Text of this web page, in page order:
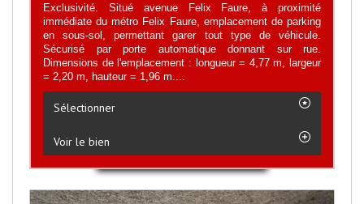
Exclusivité. Situé avenue Felix Faure, à proximité
immédiate du métro Felix Faure, emplacement de parking
en sous-sol, permettant garer tout type de véhicule.
Sécurisé par porte automatique donnant sur rue.
Dimensions de l'emplacement : longueur = 4,77 m, largeur
= 2,20 m, hauteur = 1,96 m....
Sélectionner
Voir le bien